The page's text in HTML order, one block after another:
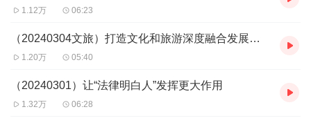
1.12万 06:23
（20240304文旅）打造文化和旅游深度融合发展的新图景
1.20万 05:40
（20240301）让“法律明白人”发挥更大作用
1.32万 06:28